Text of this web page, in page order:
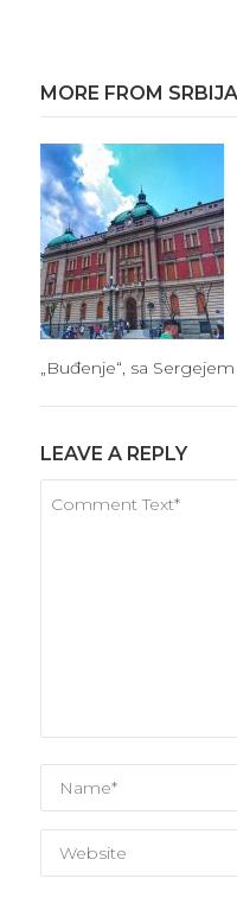
MORE FROM
„Buđenje“, sa
LEAVE A REPLY